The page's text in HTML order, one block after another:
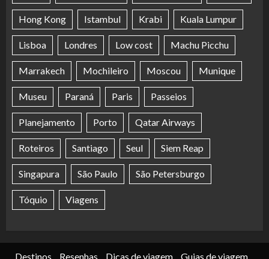
Hong Kong Istambul Krabi Kuala Lumpur
Lisboa Londres Low cost Machu Picchu
Marrakech Mochileiro Moscou Munique
Museu Paraná Paris Passeios
Planejamento Porto Qatar Airways
Roteiros Santiago Seul Siem Reap
Singapura São Paulo São Petersburgo
Tóquio Viagens
Destinos Resenhas Dicas de viagem Guias de viagem